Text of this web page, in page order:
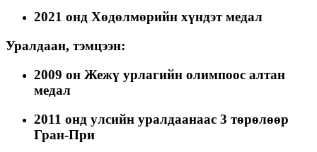
2021 онд Хөдөлмөрийн хүндэт медал
Уралдаан, тэмцээн:
2009 он Жежү урлагийн олимпоос алтан
медал
2011 онд улсийн уралдаанаас 3 төрөлөөр
Гран-При